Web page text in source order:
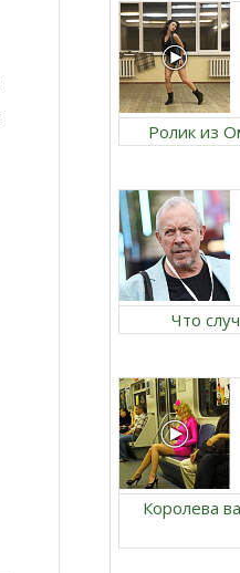
Ролик из
Что
Королева